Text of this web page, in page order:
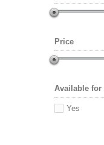
Price
Available for
Yes